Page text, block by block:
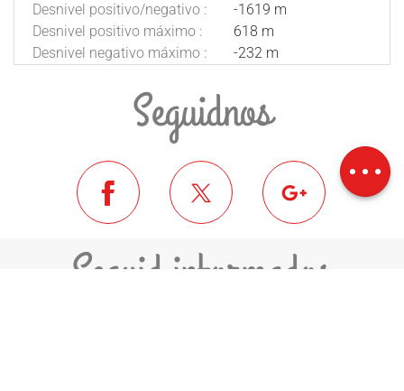
Desnivel
Desnivel positivo/negativo :
-1619 m
Desnivel positivo máximo :
618 m
Desnivel negativo máximo :
-232 m
Seguidnos
Seguid informados